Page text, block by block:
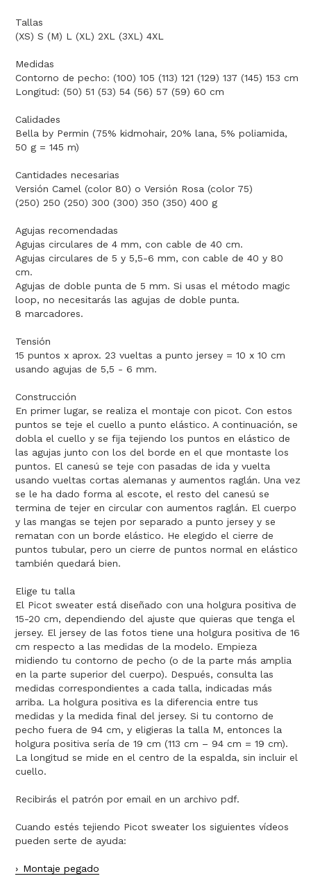
Tallas
(XS) S (M) L (XL) 2XL (3XL) 4XL
Medidas
Contorno de pecho: (100) 105 (113) 121 (129) 137 (145) 153 cm
Longitud: (50) 51 (53) 54 (56) 57 (59) 60 cm
Calidades
Bella by Permin (75% kidmohair, 20% lana, 5% poliamida,
50 g = 145 m)
Cantidades necesarias
Versión Camel (color 80) o Versión Rosa (color 75)
(250) 250 (250) 300 (300) 350 (350) 400 g
Agujas recomendadas
Agujas circulares de 4 mm, con cable de 40 cm.
Agujas circulares de 5 y 5,5-6 mm, con cable de 40 y 80
cm.
Agujas de doble punta de 5 mm. Si usas el método magic
loop, no necesitarás las agujas de doble punta.
8 marcadores.
Tensión
15 puntos x aprox. 23 vueltas a punto jersey = 10 x 10 cm
usando agujas de 5,5 - 6 mm.
Construcción
En primer lugar, se realiza el montaje con picot. Con estos
puntos se teje el cuello a punto elástico. A continuación, se
dobla el cuello y se fija tejiendo los puntos en elástico de
las agujas junto con los del borde en el que montaste los
puntos. El canesú se teje con pasadas de ida y vuelta
usando vueltas cortas alemanas y aumentos raglán. Una vez
se le ha dado forma al escote, el resto del canesú se
termina de tejer en circular con aumentos raglán. El cuerpo
y las mangas se tejen por separado a punto jersey y se
rematan con un borde elástico. He elegido el cierre de
puntos tubular, pero un cierre de puntos normal en elástico
también quedará bien.
Elige tu talla
El Picot sweater está diseñado con una holgura positiva de
15-20 cm, dependiendo del ajuste que quieras que tenga el
jersey. El jersey de las fotos tiene una holgura positiva de 16
cm respecto a las medidas de la modelo. Empieza
midiendo tu contorno de pecho (o de la parte más amplia
en la parte superior del cuerpo). Después, consulta las
medidas correspondientes a cada talla, indicadas más
arriba. La holgura positiva es la diferencia entre tus
medidas y la medida final del jersey. Si tu contorno de
pecho fuera de 94 cm, y eligieras la talla M, entonces la
holgura positiva sería de 19 cm (113 cm – 94 cm = 19 cm).
La longitud se mide en el centro de la espalda, sin incluir el
cuello.
Recibirás el patrón por email en un archivo pdf.
Cuando estés tejiendo Picot sweater los siguientes vídeos
pueden serte de ayuda:
Montaje pegado